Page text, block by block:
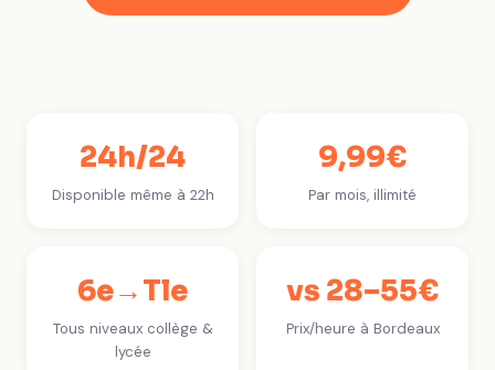
24h/24
Disponible même à 22h
9,99€
Par mois, illimité
6e→Tle
Tous niveaux collège &
lycée
vs 28–55€
Prix/heure à Bordeaux